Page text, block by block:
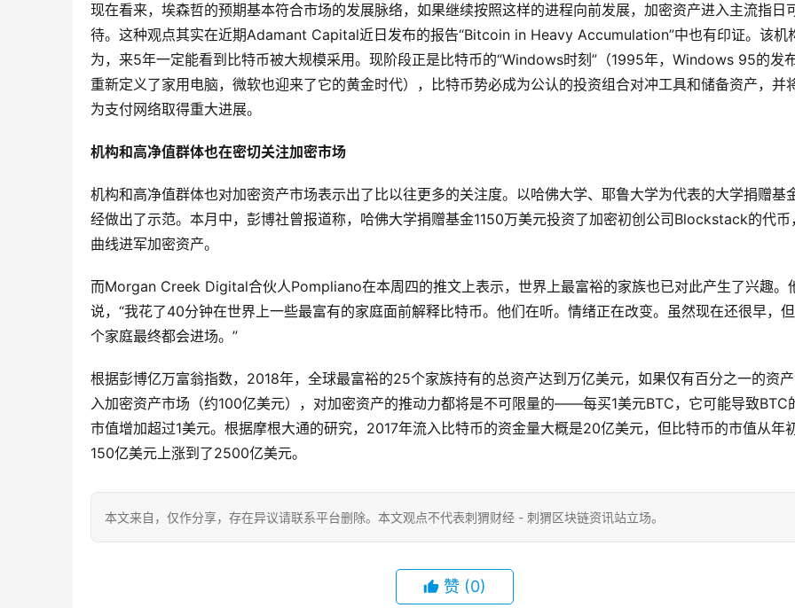
现在看来，埃森哲的预期基本符合市场的发展脉络，如果继续按照这样的进程向前发展，加密资产进入主流指日
待。这种观点其实在近期Adamant Capital近日发布的报告“Bitcoin in Heavy Accumulation”中也有印证。该机
为，来5年一定能看到比特币被大规模采用。现阶段正是比特币的“Windows时刻”（1995年，Windows 95的发布
重新定义了家用电脑，微软也迎来了它的黄金时代），比特币势必成为公认的投资组合对冲工具和储备资产，并
为支付网络取得重大进展。
机构和高净值群体也在密切关注加密市场
机构和高净值群体也对加密资产市场表示出了比以往更多的关注度。以哈佛大学、耶鲁大学为代表的大学捐赠基
经做出了示范。本月中，彭博社曾报道称，哈佛大学捐赠基金1150万美元投资了加密初创公司Blockstack的代币，
曲线进军加密资产。
而Morgan Creek Digital合伙人Pompliano在本周四的推文上表示，世界上最富裕的家族也已对此产生了兴趣。
说，“我花了40分钟在世界上一些最富有的家庭面前解释比特币。他们在听。情绪正在改变。虽然现在还很早，
个家庭最终都会进场。”
根据彭博亿万富翁指数，2018年，全球最富裕的25个家族持有的总资产达到万亿美元，如果仅有百分之一的资
入加密资产市场（约100亿美元），对加密资产的推动力都将是不可限量的——每买1美元BTC，它可能导致BTC
市值增加超过1美元。根据摩根大通的研究，2017年流入比特币的资金量大概是20亿美元，但比特币的市值从年
150亿美元上涨到了2500亿美元。
本文来自 ，仅作分享，存在异议请联系平台删除。本文观点不代表刺猬财经 - 刺猬区块链资讯站立场。
赞 (0)